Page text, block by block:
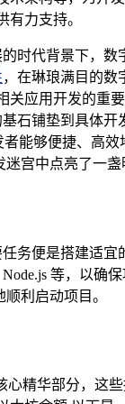
有力支持。
时代背景下，
，在琳琅满目的数
关应用开发的重
石铺垫到具体
能够便捷、高
迷宫中点亮了一盏
务便是搭建适宜
等，以确
利启动项目。
心精华部分，这